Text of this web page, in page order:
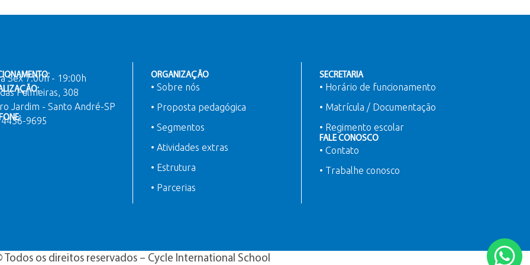
Sex 7:00h - 19:00h
Palmeiras, 308
Jardim - Santo André-SP
9695
ORGANIZAÇÃO
• Sobre nós
• Proposta pedagógica
• Segmentos
• Atividades extras
• Estrutura
• Parcerias
SECRETARIA
• Horário de funcionamento
• Matrícula / Documentação
• Regimento escolar
FALE CONOSCO
• Contato
• Trabalhe conosco
Todos os direitos reservados – Cycle International School